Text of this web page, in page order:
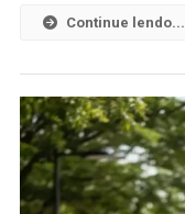
Continue lendo...